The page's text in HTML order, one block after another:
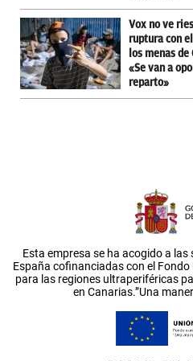
Vox no ve
ruptura con
los menas de
«Se van a
reparto»
Esta empresa se ha acogido a
España cofinanciadas con el Fondo
para las regiones ultraperiféricas
en Canarias.”Una